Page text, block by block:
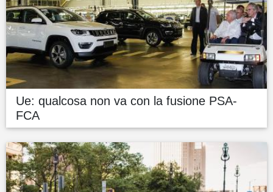
Ue: qualcosa non va con la fusione PSA-
FCA